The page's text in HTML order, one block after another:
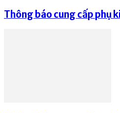
Thông báo cung cấp phụ